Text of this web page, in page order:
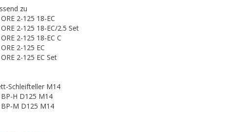
zu
ORE 2-125 18-EC
ORE 2-125 18-EC/2.5 Set
ORE 2-125 18-EC C
ORE 2-125 EC
ORE 2-125 EC Set
Schleifteller M14
BP-H D125 M14
BP-M D125 M14